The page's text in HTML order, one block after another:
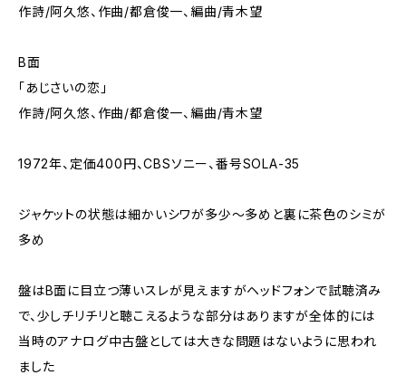
作詩/阿久悠、作曲/都倉俊一、編曲/青木望
B面
「あじさいの恋」
作詩/阿久悠、作曲/都倉俊一、編曲/青木望
1972年、定価400円、CBSソニー、番号SOLA-35
ジャケットの状態は細かいシワが多少～多めと裏に茶色のシミが
多め
盤はB面に目立つ薄いスレが見えますがヘッドフォンで試聴済み
で、少しチリチリと聴こえるような部分はありますが全体的には
当時のアナログ中古盤としては大きな問題はないように思われ
ました